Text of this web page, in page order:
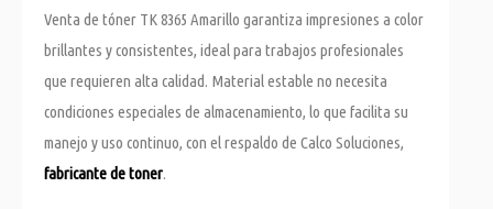
Venta de tóner TK 8365 Amarillo garantiza impresiones a color
brillantes y consistentes, ideal para trabajos profesionales
que requieren alta calidad. Material estable no necesita
condiciones especiales de almacenamiento, lo que facilita su
manejo y uso continuo, con el respaldo de Calco Soluciones,
fabricante de toner.